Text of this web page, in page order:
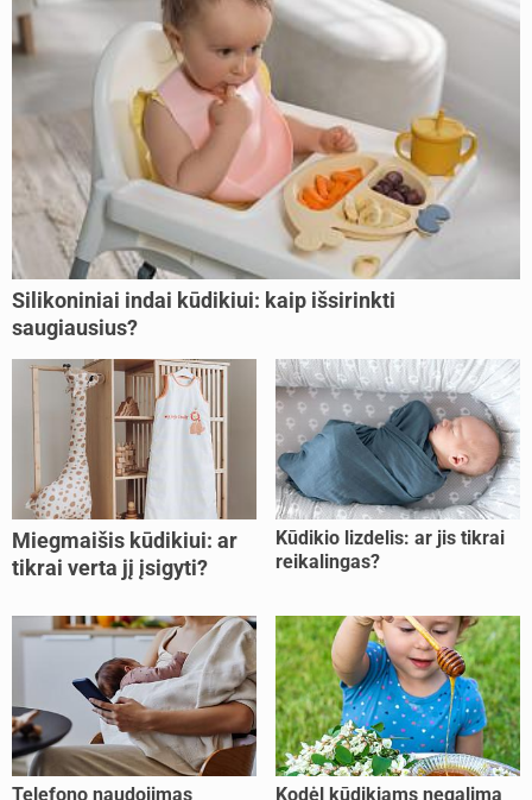
Silikoniniai indai kūdikiui: kaip išsirinkti
saugiausius?
Miegmaišis kūdikiui: ar
tikrai verta jį įsigyti?
Kūdikio lizdelis: ar jis tikrai
reikalingas?
Telefono naudojimas
Kodėl kūdikiams negalima